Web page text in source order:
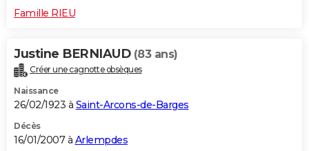
Famille RIEU
Justine BERNIAUD (83 ans)
Créer une cagnotte obsèques
Naissance
26/02/1923 à Saint-Arcons-de-Barges
Décès
16/01/2007 à Arlempdes